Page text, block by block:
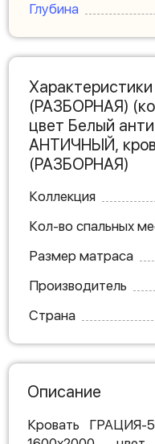
Глубина
(РАЗБОРНАЯ)
цвет Белый
АНТИЧНЫЙ,
(РАЗБОРНАЯ)
Коллекция
Кол-во спальных
Размер матраса
Производитель
Страна
Описание
Кровать ГРАЦИЯ-